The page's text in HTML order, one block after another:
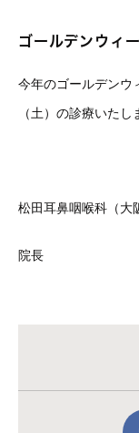
ゴールデンウィ
今年のゴールデンウ
（土）の診療いたし
松田耳鼻咽喉科（大
院長